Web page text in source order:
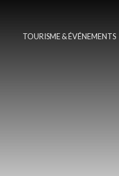
TOURISME & ÉVÉNEMENTS